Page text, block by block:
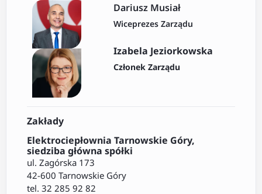
Dariusz Musiał
Wiceprezes Zarządu
Izabela Jeziorkowska
Członek Zarządu
Zakłady
Elektrociepłownia Tarnowskie Góry,
siedziba główna spółki
ul. Zagórska 173
42-600 Tarnowskie Góry
tel. 32 285 92 82